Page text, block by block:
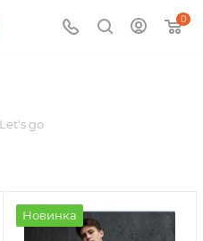
0
Let's go
Новинка